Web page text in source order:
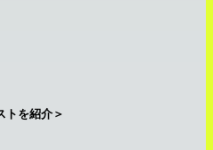
トを紹介＞